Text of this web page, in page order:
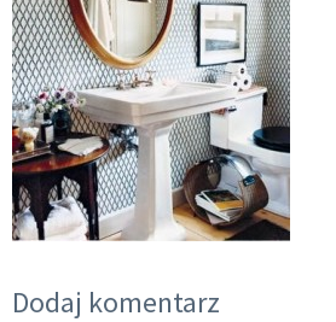
Dodaj komentarz